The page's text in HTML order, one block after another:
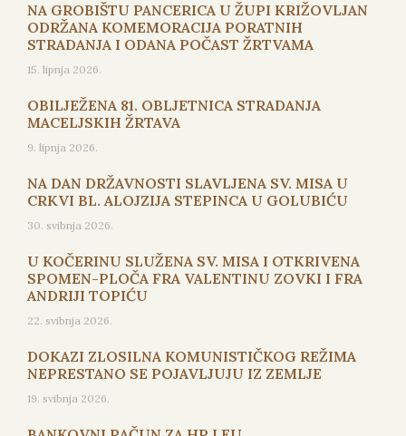
NA GROBIŠTU PANCERICA U ŽUPI KRIŽOVLJAN
ODRŽANA KOMEMORACIJA PORATNIH
STRADANJA I ODANA POČAST ŽRTVAMA
15. lipnja 2026.
OBILJEŽENA 81. OBLJETNICA STRADANJA
MACELJSKIH ŽRTAVA
9. lipnja 2026.
NA DAN DRŽAVNOSTI SLAVLJENA SV. MISA U
CRKVI BL. ALOJZIJA STEPINCA U GOLUBIĆU
30. svibnja 2026.
U KOČERINU SLUŽENA SV. MISA I OTKRIVENA
SPOMEN-PLOČA FRA VALENTINU ZOVKI I FRA
ANDRIJI TOPIĆU
22. svibnja 2026.
DOKAZI ZLOSILNA KOMUNISTIČKOG REŽIMA
NEPRESTANO SE POJAVLJUJU IZ ZEMLJE
19. svibnja 2026.